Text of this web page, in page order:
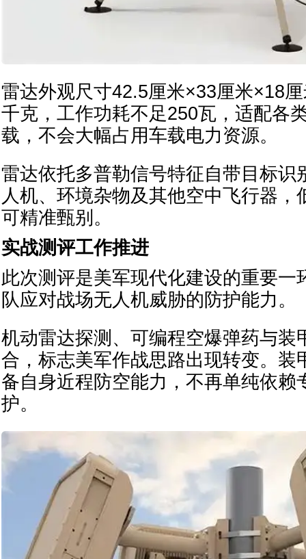
雷达外观尺寸42.5厘米×33厘米×18
千克，工作功耗不足250瓦，适配各
载，不会大幅占用车载电力资源。
雷达依托多普勒信号特征自带目标识
人机、环境杂物及其他空中飞行器，
可精准甄别。
实战测评工作推进
此次测评是美军现代化建设的重要一
队应对战场无人机威胁的防护能力。
机动雷达探测、可编程空爆弹药与装
合，标志美军作战思路出现转变。装
备自身近程防空能力，不再单纯依赖
护。